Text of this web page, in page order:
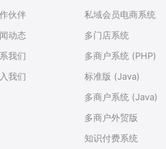
伙伴
动态
我们
我们
私域会员电商系统
多门店系统
多商户系统 (PHP)
标准版 (Java)
多商户系统 (Java)
多商户外贸版
知识付费系统